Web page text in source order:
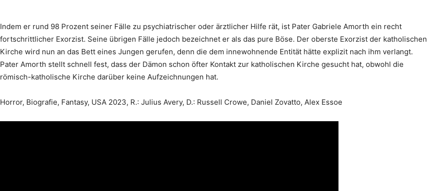
Indem er rund 98 Prozent seiner Fälle zu psychiatrischer oder ärztlicher Hilfe rät, ist Pater Gabriele Amorth ein recht
fortschrittlicher Exorzist. Seine übrigen Fälle jedoch bezeichnet er als das pure Böse. Der oberste Exorzist der katholischen
Kirche wird nun an das Bett eines Jungen gerufen, denn die dem innewohnende Entität hätte explizit nach ihm verlangt.
Pater Amorth stellt schnell fest, dass der Dämon schon öfter Kontakt zur katholischen Kirche gesucht hat, obwohl die
römisch-katholische Kirche darüber keine Aufzeichnungen hat.
Horror, Biografie, Fantasy, USA 2023, R.: Julius Avery, D.: Russell Crowe, Daniel Zovatto, Alex Essoe